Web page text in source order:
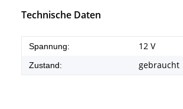
Technische Daten
Spannung: 12 V
Zustand: gebraucht